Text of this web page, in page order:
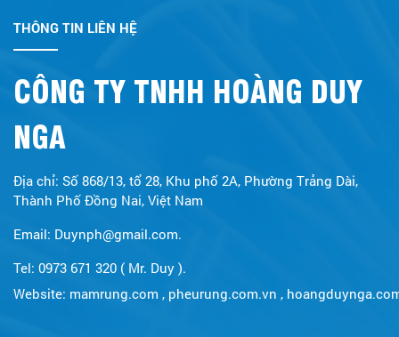
THÔNG TIN LIÊN HỆ
CÔNG TY TNHH HOÀNG DUY
NGA
Địa chỉ: Số 868/13, tổ 28, Khu phố 2A, Phường Trảng Dài,
Thành Phố Đồng Nai, Việt Nam
Email: Duynph@gmail.com.
Tel: 0973 671 320 ( Mr. Duy ).
Website: mamrung.com , pheurung.com.vn ,